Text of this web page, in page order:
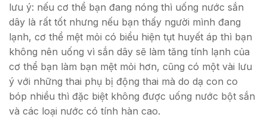
lưu ý: nếu cơ thể bạn đang nóng thì uống nước sắn
dây là rất tốt nhưng nếu bạn thấy người mình đang
lạnh, cơ thể mệt mỏi có biểu hiện tụt huyết áp thì bạn
không nên uống vì sắn dây sẽ làm tăng tính lạnh của
cơ thể bạn làm bạn mệt mỏi hơn, cũng có một vài lưu
ý với những thai phụ bị động thai mà do dạ con co
bóp nhiều thì đặc biệt không được uống nước bột sắn
và các loại nước có tính hàn cao.